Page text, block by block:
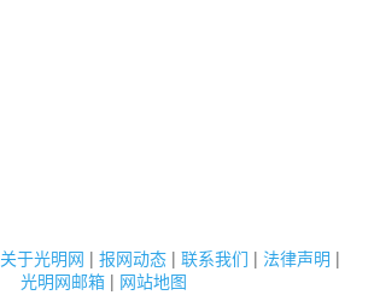
关于光明网 | 报网动态 | 联系我们 | 法律声明 |
光明网邮箱 | 网站地图